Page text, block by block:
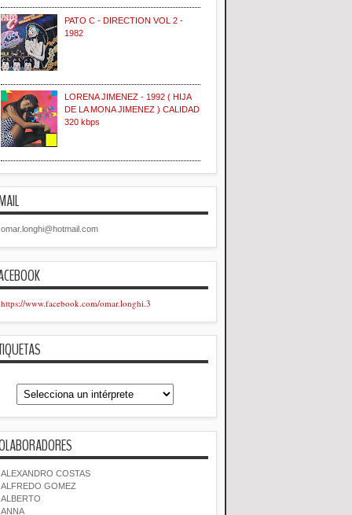
PATO C - DIRECTION VOL 2 -
1982
LORENA JIMENEZ - 1992 ( HIJA
DE LA MONA JIMENEZ ) CALIDAD
320 kbps
omar.longhi@hotmail.com
https://www.facebook.com/omar.longhi.3
ALEXANDRO COSTAS
ALFREDO GOMEZ
ALBERTO
ANNA